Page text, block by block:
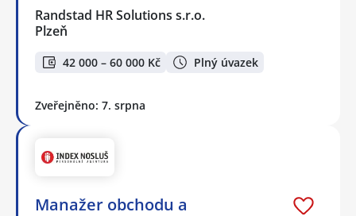
Randstad HR Solutions s.r.o.
Plzeň
42 000 – 60 000 Kč Plný úvazek
Zveřejněno: 7. srpna
Manažer obchodu a